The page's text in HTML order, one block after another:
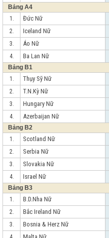
Bảng A4
1.
Đức Nữ
2.
Iceland Nữ
3.
Áo Nữ
4.
Ba Lan Nữ
Bảng B1
1.
Thụy Sỹ Nữ
2.
T.N.Kỳ Nữ
3.
Hungary Nữ
4.
Azerbaijan Nữ
Bảng B2
1.
Scotland Nữ
2.
Serbia Nữ
3.
Slovakia Nữ
4.
Israel Nữ
Bảng B3
1.
B.D.Nha Nữ
2.
Bắc Ireland Nữ
3.
Bosnia & Herz Nữ